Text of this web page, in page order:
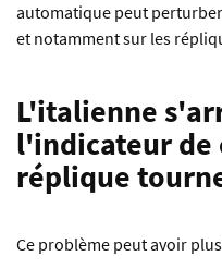
automatique peut
et notamment sur les
L'italienne
l'indicateur de
réplique
Ce problème peut avoir